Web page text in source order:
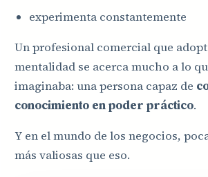
experimenta constantemente
Un profesional comercial que
mentalidad se acerca mucho a lo
imaginaba: una persona capaz de
conocimiento en poder práctico.
Y en el mundo de los negocios,
más valiosas que eso.